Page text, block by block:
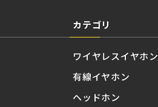
カテゴリ
ワイヤレスイヤホン
有線イヤホン
ヘッドホン